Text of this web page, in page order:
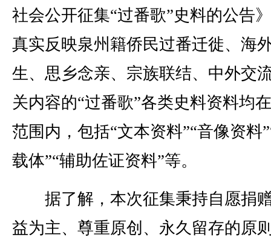
社会公开征集“过番歌”史料的公告
真实反映泉州籍侨民过番迁徙、海
生、思乡念亲、宗族联结、中外交
关内容的“过番歌”各类史料资料均
范围内，包括“文本资料”“音像资料
载体”“辅助佐证资料”等。
据了解，本次征集秉持自愿捐
益为主、尊重原创、永久留存的原